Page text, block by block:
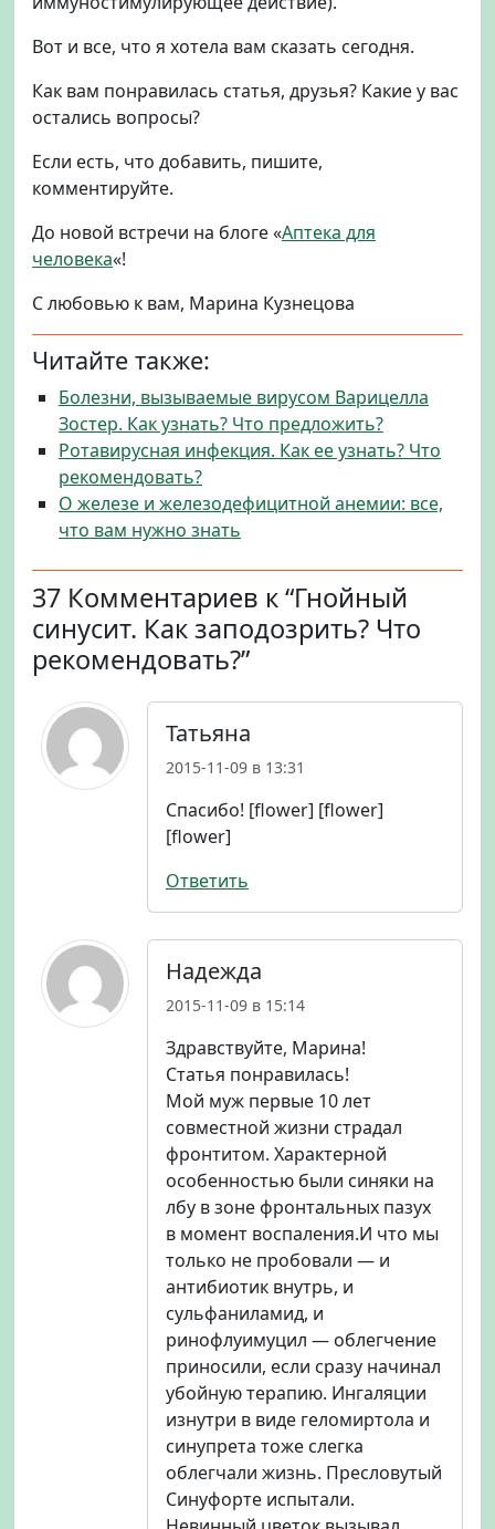
Вот и все, что я хотела вам сказать сегодня.
Как вам понравилась статья, друзья? Какие у вас
остались вопросы?
Если есть, что добавить, пишите,
комментируйте.
До новой встречи на блоге «Аптека для
человека«!
С любовью к вам, Марина Кузнецова
Читайте также:
Болезни, вызываемые вирусом Варицелла
Зостер. Как узнать? Что предложить?
Ротавирусная инфекция. Как ее узнать? Что
рекомендовать?
О железе и железодефицитной анемии: все,
что вам нужно знать
37 Комментариев к “Гнойный
синусит. Как заподозрить? Что
рекомендовать?”
Татьяна
2015-11-09 в 13:31
Спасибо! [flower] [flower]
[flower]
Ответить
Надежда
2015-11-09 в 15:14
Здравствуйте, Марина!
Статья понравилась!
Мой муж первые 10 лет
совместной жизни страдал
фронтитом. Характерной
особенностью были синяки на
лбу в зоне фронтальных пазух
в момент воспаления.И что мы
только не пробовали — и
антибиотик внутрь, и
сульфаниламид, и
ринофлуимуцил — облегчение
приносили, если сразу начинал
убойную терапию. Ингаляции
изнутри в виде геломиртола и
синупрета тоже слегка
облегчали жизнь. Пресловутый
Синуфорте испытали.